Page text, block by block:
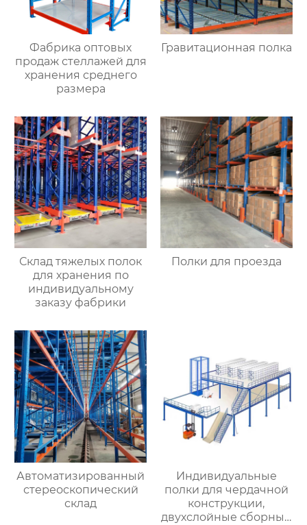
Фабрика оптовых
продаж стеллажей для
хранения среднего
размера
Гравитационная полка
Склад тяжелых полок
для хранения по
индивидуальному
заказу фабрики
Полки для проезда
Автоматизированный
стереоскопический
склад
Индивидуальные
полки для чердачной
конструкции,
двухслойные сборные